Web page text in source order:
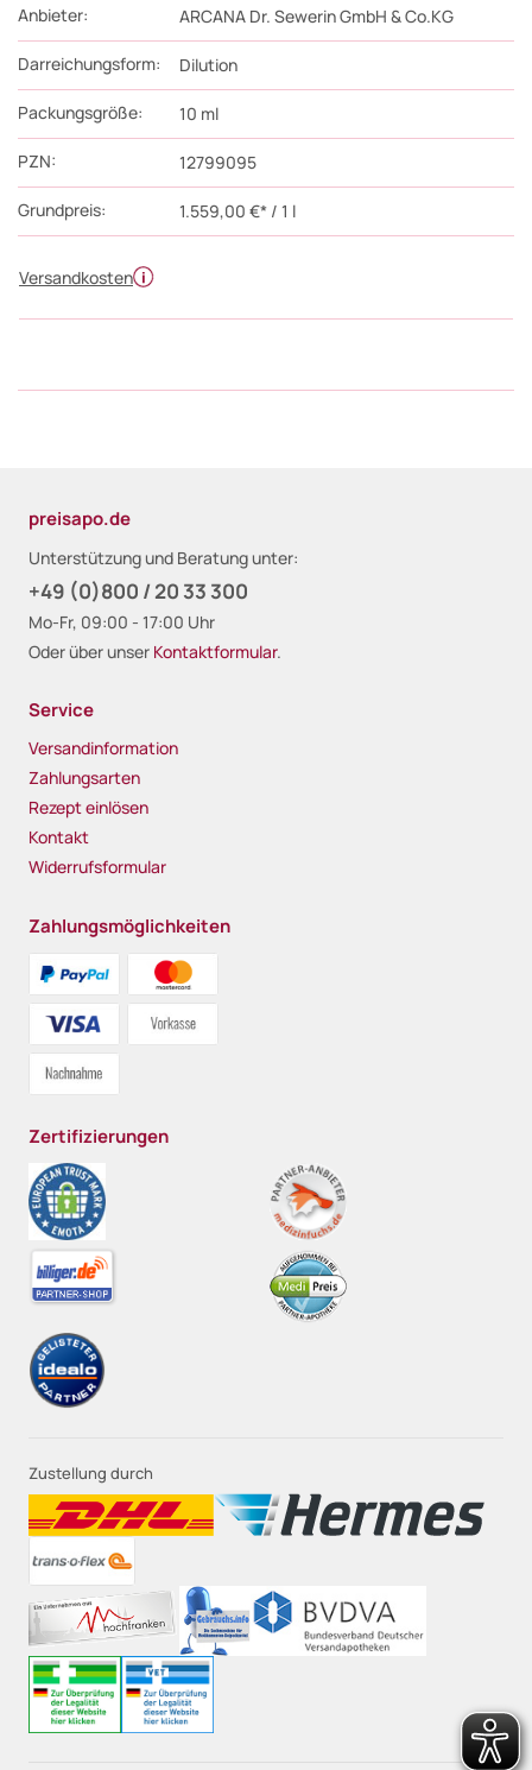
Versandkosten
Anbieter: ARCANA Dr. Sewerin GmbH & Co.KG
Darreichungsform: Dilution
Packungsgröße: 10 ml
PZN: 12799095
Grundpreis: 1.559,00 €* / 1 l
preisapo.de
Unterstützung und Beratung unter:
+49 (0)800 / 20 33 300
Mo-Fr, 09:00 - 17:00 Uhr
Oder über unser Kontaktformular.
Service
Versandinformation
Zahlungsarten
Rezept einlösen
Kontakt
Widerrufsformular
Zahlungsmöglichkeiten
Zertifizierungen
Zustellung durch